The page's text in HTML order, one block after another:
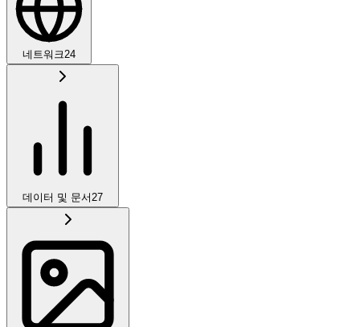
네트워크24
데이터 및 문서27